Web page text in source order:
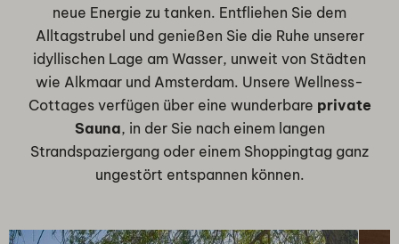
neue Energie zu tanken. Entfliehen Sie dem
Alltagstrubel und genießen Sie die Ruhe unserer
idyllischen Lage am Wasser, unweit von Städten
wie Alkmaar und Amsterdam. Unsere Wellness-
Cottages verfügen über eine wunderbare private
Sauna, in der Sie nach einem langen
Strandspaziergang oder einem Shoppingtag ganz
ungestört entspannen können.